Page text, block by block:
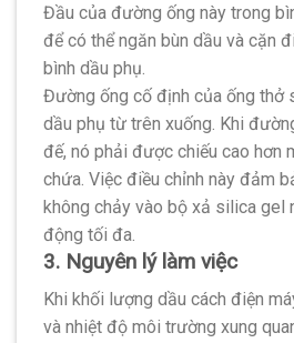
Đầu của đường ống này trong
để có thể ngăn bùn dầu và cặn
bình dầu phụ.
Đường ống cố định của ống thở
dầu phụ từ trên xuống. Khi
đế, nó phải được chiếu cao hơn
chứa. Việc điều chỉnh này đảm
không chảy vào bộ xả silica gel
động tối đa.
3. Nguyên lý làm việc
Khi khối lượng dầu cách điện
và nhiệt độ môi trường xung